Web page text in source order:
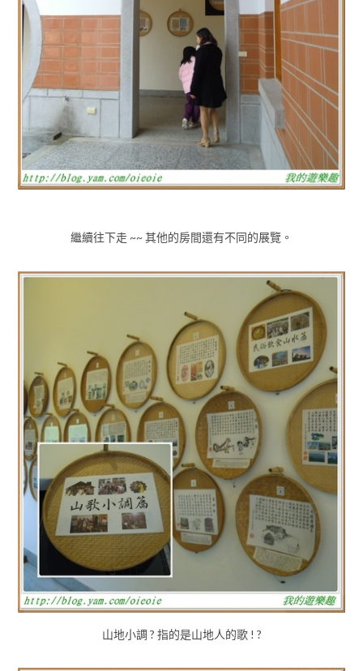
繼續往下走 ~~ 其他的房間還有不同的展覽。
山地小調 ? 指的是山地人的歌 ! ?